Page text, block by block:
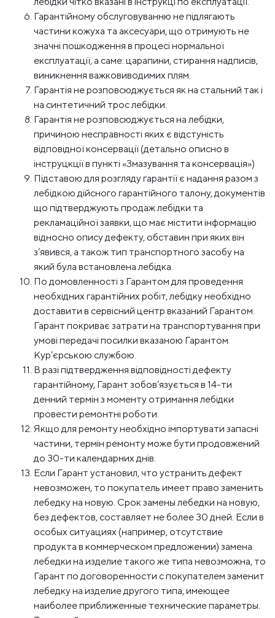
Гарантійному обслуговуванню не підлягають
частини кожуха та аксесуари, що отримують не
значні пошкодження в процесі нормальної
експлуатації, а саме: царапини, стирання надписів,
виникнення важковиводимих плям.
Гарантія не розповсюджується як на стальний так і
на синтетичний трос лебідки.
Гарантія не розповсюджується на лебідки,
причиною несправності яких є відстуність
відповідної консервації (детально описно в
інструцкції в пункті «Змазування та консервація»)
Підставою для розгляду гарантії є надання разом з
лебідкою дійсного гарантійного талону, документів
що підтверджують продаж лебідки та
рекламаційної заявки, що має містити інформацію
відносно опису дефекту, обставин при яких він
з’явився, а також тип транспортного засобу на
який була встановлена лебідка.
По домовленності з Гарантом для проведення
необхідних гарантійних робіт, лебідку необхідно
доставити в сервісний центр вказаний Гарантом.
Гарант покриває затрати на транспортування при
умові передачі посилки вказаною Гарантом
Кур’єрською службою.
В разі підтвердження відповідності дефекту
гарантійному, Гарант зобов’язується в 14-ти
денний термін з моменту отримання лебідки
провести ремонтні роботи.
Якщо для ремонту необхідно імпортувати запасні
частини, термін ремонту може бути продовжений
до 30-ти календарних днів.
Если Гарант установил, что устранить дефект
невозможен, то покупатель имеет право заменить
лебедку на новую. Срок замены лебедки на новую,
без дефектов, составляет не более 30 дней. Если в
особых ситуациях (например, отсутствие
продукта в коммерческом предложении) замена
лебедки на изделие такого же типа невозможна, то
Гарант по договоренности с покупателем заменит
лебедку на изделие другого типа, имеющее
наиболее приближенные технические параметры.